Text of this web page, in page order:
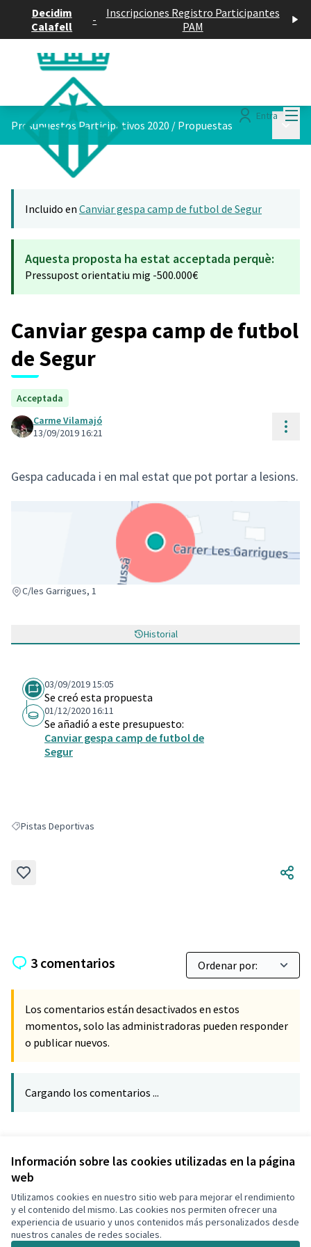
Información sobre las cookies utilizadas en la página
web
Utilizamos cookies en nuestro sitio web para mejorar el rendimiento
y el contenido del mismo. Las cookies nos permiten ofrecer una
experiencia de usuario y unos contenidos más personalizados desde
nuestros canales de redes sociales.
Decidim
Calafell
-
Inscripciones Registro Participantes
PAM
Entra
Presupuestos Participativos 2020 / Propuestas
Incluido en Canviar gespa camp de futbol de Segur
Aquesta proposta ha estat acceptada perquè:
Pressupost orientatiu mig -500.000€
Canviar gespa camp de futbol
de Segur
Acceptada
Carme Vilamajó
13/09/2019 16:21
Gespa caducada i en mal estat que pot portar a lesions.
C/les Garrigues, 1
(Enlace externo)
Historial
03/09/2019 15:05
Se creó esta propuesta
01/12/2020 16:11
Se añadió a este presupuesto:
Canviar gespa camp de futbol de
Segur
Resultados al filtrar por: Pistas Deportivas
Pistas Deportivas
3 comentarios
Los comentarios están desactivados en estos
momentos, solo las administradoras pueden responder
o publicar nuevos.
Cargando los comentarios ...
Verificar huella digital
Términos y condiciones de uso
Configuración de cookies
Decidim Calafell en X
Decidim Calafell en Facebook
Decidim Calafell en YouTube
Decidim Calafell en GitHub